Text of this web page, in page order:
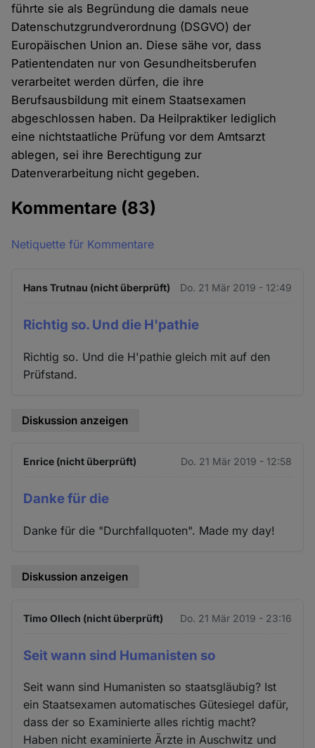
führte sie als Begründung die damals neue
Datenschutzgrundverordnung (DSGVO) der
Europäischen Union an. Diese sähe vor, dass
Patientendaten nur von Gesundheitsberufen
verarbeitet werden dürfen, die ihre
Berufsausbildung mit einem Staatsexamen
abgeschlossen haben. Da Heilpraktiker lediglich
eine nichtstaatliche Prüfung vor dem Amtsarzt
ablegen, sei ihre Berechtigung zur
Datenverarbeitung nicht gegeben.
Kommentare (83)
Netiquette für Kommentare
Hans Trutnau (nicht überprüft) Do. 21 Mär 2019 - 12:49
Richtig so. Und die H'pathie
Richtig so. Und die H'pathie gleich mit auf den
Prüfstand.
Diskussion anzeigen
Enrice (nicht überprüft) Do. 21 Mär 2019 - 12:58
Danke für die
Danke für die "Durchfallquoten". Made my day!
Diskussion anzeigen
Timo Ollech (nicht überprüft) Do. 21 Mär 2019 - 23:16
Seit wann sind Humanisten so
Seit wann sind Humanisten so staatsgläubig? Ist
ein Staatsexamen automatisches Gütesiegel dafür,
dass der so Examinierte alles richtig macht?
Haben nicht examinierte Ärzte in Auschwitz und